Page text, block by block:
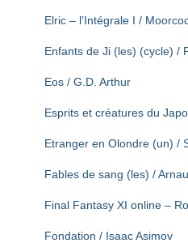
Elric – l’Intégrale I /
Enfants de Ji (les) (cycle) /
Eos / G.D. Arthur
Esprits et créatures du
Etranger en Olondre (un) /
Fables de sang (les) /
Final Fantasy XI online –
Fondation / Isaac Asimov